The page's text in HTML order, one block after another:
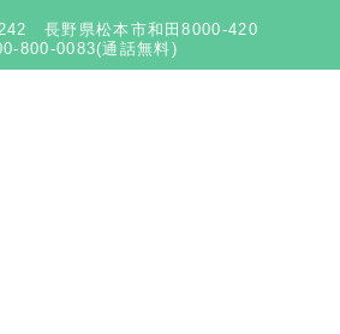
長野県松本市和田8000-420
800-0083(通話無料)